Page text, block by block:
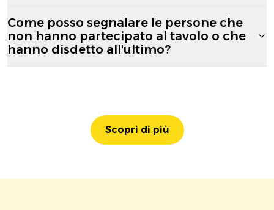
Come posso segnalare le persone che
non hanno partecipato al tavolo o che
hanno disdetto all'ultimo?
Scopri di più